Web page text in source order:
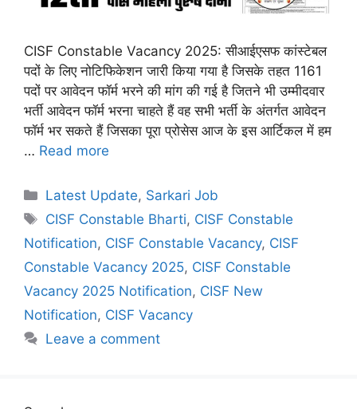
CISF Constable Vacancy 2025: सीआईएसफ कांस्टेबल
पदों के लिए नोटिफिकेशन जारी किया गया है जिसके तहत 1161
पदों पर आवेदन फॉर्म भरने की मांग की गई है जितने भी उम्मीदवार
भर्ती आवेदन फॉर्म भरना चाहते हैं वह सभी भर्ती के अंतर्गत आवेदन
फॉर्म भर सकते हैं जिसका पूरा प्रोसेस आज के इस आर्टिकल में हम
… Read more
Categories
Latest Update, Sarkari Job
Tags
CISF Constable Bharti, CISF Constable
Notification, CISF Constable Vacancy, CISF
Constable Vacancy 2025, CISF Constable
Vacancy 2025 Notification, CISF New
Notification, CISF Vacancy
Leave a comment